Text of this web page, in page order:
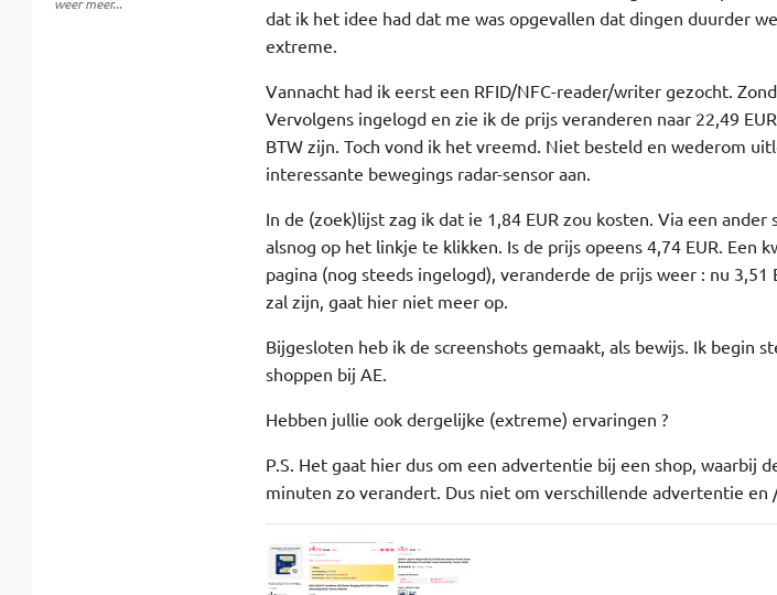
dat ik het idee had dat me was opgevallen dat dingen duurder
extreme.
Vannacht had ik eerst een RFID/NFC-reader/writer gezocht.
Vervolgens ingelogd en zie ik de prijs veranderen naar 22,49
BTW zijn. Toch vond ik het vreemd. Niet besteld en wederom
interessante bewegings radar-sensor aan.
In de (zoek)lijst zag ik dat ie 1,84 EUR zou kosten. Via een
alsnog op het linkje te klikken. Is de prijs opeens 4,74 EUR. Een
pagina (nog steeds ingelogd), veranderde de prijs weer : nu 3,51
zal zijn, gaat hier niet meer op.
Bijgesloten heb ik de screenshots gemaakt, als bewijs. Ik begin
shoppen bij AE.
Hebben jullie ook dergelijke (extreme) ervaringen ?
P.S. Het gaat hier dus om een advertentie bij een shop, waarbij
minuten zo verandert. Dus niet om verschillende advertentie en